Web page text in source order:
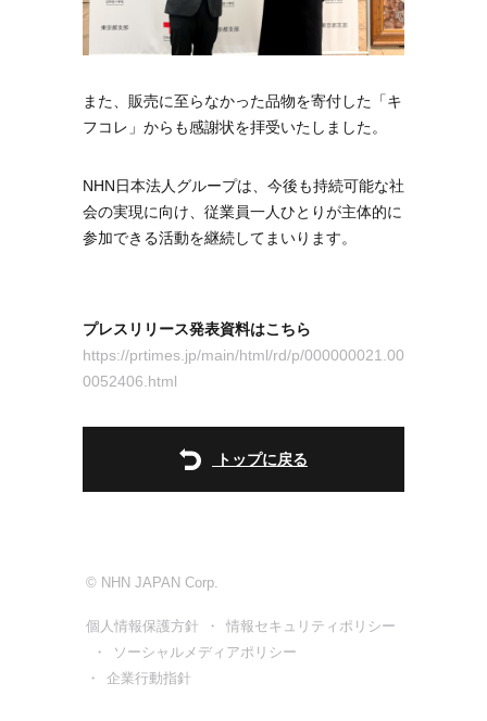
また、販売に至らなかった品物を寄付した「キ
フコレ」からも感謝状を拝受いたしました。
NHN日本法人グループは、今後も持続可能な社
会の実現に向け、従業員一人ひとりが主体的に
参加できる活動を継続してまいります。
プレスリリース発表資料はこちら
https://prtimes.jp/main/html/rd/p/000000021.00
0052406.html
トップに戻る
© NHN JAPAN Corp.
個人情報保護方針
情報セキュリティポリシー
ソーシャルメディアポリシー
企業行動指針